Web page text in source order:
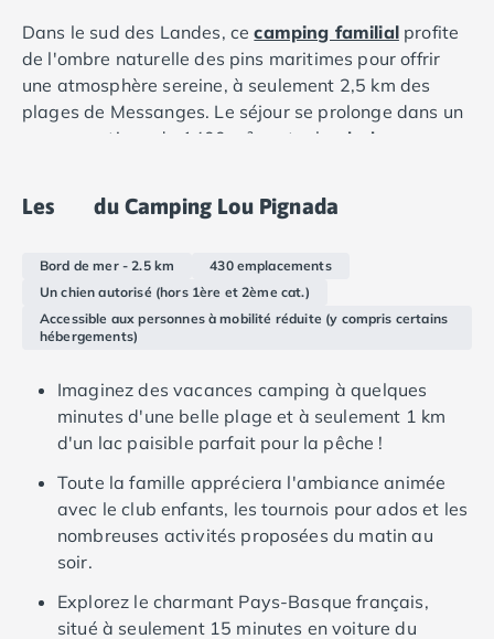
Camping Ile-de-France
Camping Essonne
Camping Seine-et-Marne
Camping Val d'Oise
Camping Val-de-Marne
Camping Aude
Camping Gruissan
Camping Sigean
Camping Gard
Camping Aigues-Mortes
Camping Grau-du-Roi
Camping Nîmes
Camping Hérault
Camping Agde
Camping Béziers
Camping La Grande Motte
Camping Marseillan-Plage
Camping Montpellier
Camping Palavas-les-Flots
Camping Sète
Camping Valras-Plage
Dans le sud des Landes, ce camping familialprofite
de l'ombre naturelle des pins maritimes pour offrir
une atmosphère sereine, à seulement 2,5 km des
plages de Messanges. Le séjour se prolonge dans un
parc aquatique de 1400 m² : entre la
piscine
avec des espaces spacieux, de la verdure et
beaucoup d'ombre grâce aux grands pins. Avec une
gamme d'équipements pratiques et des espaces de
vie confortables, nos mobil-homes modernes vous
vacances au camping Lou Pignada à Messanges.
Les du Camping Lou Pignada
Bord de mer - 2.5 km
430 emplacements
Un chien autorisé (hors 1ère et 2ème cat.)
Accessible aux personnes à mobilité réduite (y compris certains
hébergements)
Imaginez des vacances camping à quelques
minutes d'une belle plage et à seulement 1 km
d'un lac paisible parfait pour la pêche !
Toute la famille appréciera l'ambiance animée
avec le club enfants, les tournois pour ados et les
nombreuses activités proposées du matin au
soir.
Explorez le charmant Pays-Basque français,
situé à seulement 15 minutes en voiture du